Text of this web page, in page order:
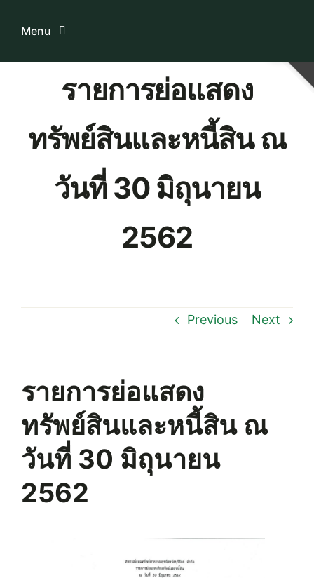
Menu
ระบบบริการสมาชิก
เกี่ยวกับเรา
Download
รายการย่อแสดง
ทรัพย์สินและหนี้สิน ณ
วันที่ 30 มิถุนายน
2562
Previous Next
รายการย่อแสดง
ทรัพย์สินและหนี้สิน ณ
วันที่ 30 มิถุนายน
2562